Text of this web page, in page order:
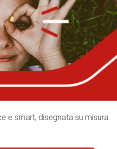
e smart, disegnata su misura